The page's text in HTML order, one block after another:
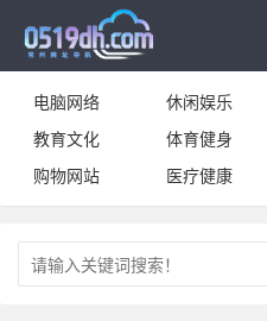
电脑网络 休闲娱乐
教育文化
体育健身
购物网站
医疗健康